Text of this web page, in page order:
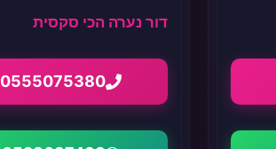
דור נערה הכי סקסית
0555075380